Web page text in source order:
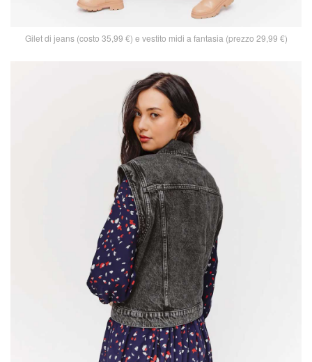
Gilet di jeans (costo 35,99 €) e vestito midi a fantasia (prezzo 29,99 €)